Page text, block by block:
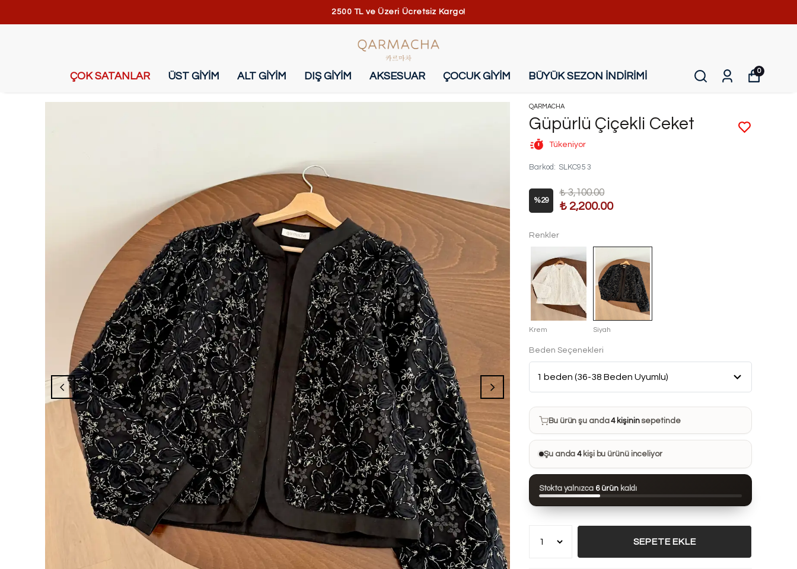
2500 TL ve Üzeri Ücretsiz Kargo!
ÇOK SATANLAR ÜST GİYİM ALT GİYİM DIŞ GİYİM AKSESUAR ÇOCUK GİYİM BÜYÜK SEZON İNDİRİMİ 0
QARMACHA
Güpürlü Çiçekli Ceket
Tükeniyor
Barkod : SLKC95 3
%29
₺ 3,100.00
₺ 2,200.00
Renkler
Krem Siyah
Beden Seçenekleri
Bu ürün son 7 günde20 kezsatın alındı
Bu ürün şu anda4 kişininsepetinde
Bu ürünü 16 kişi favorilerine ekledi
Bu ürün son 24 saatte65 kezgörüntülendi
Şu anda4kişi bu ürünü inceliyor
Stokta yalnızca 6 ürün kaldı
SEPETE EKLE